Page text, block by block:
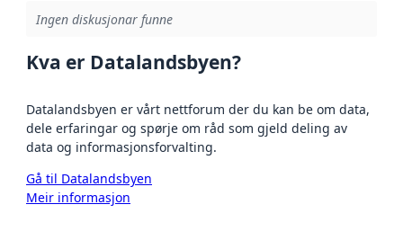
Ingen diskusjonar funne
Kva er Datalandsbyen?
Datalandsbyen er vårt nettforum der du kan be om data,
dele erfaringar og spørje om råd som gjeld deling av
data og informasjonsforvalting.
Gå til Datalandsbyen
Meir informasjon